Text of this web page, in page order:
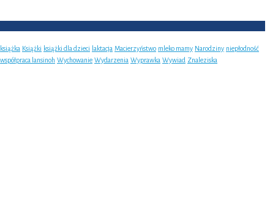
książka Książki książki dla dzieci laktacja Macierzyństwo mleko mamy Narodziny niepłodność
współpraca lansinoh Wychowanie Wydarzenia Wyprawka Wywiad Znaleziska